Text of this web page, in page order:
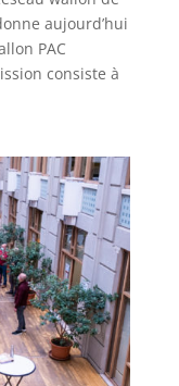
aujourd’hui
PAC
consiste à